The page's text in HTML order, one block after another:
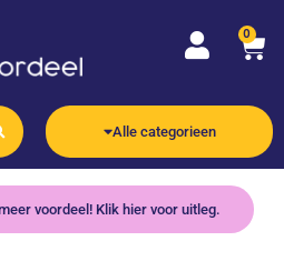
0
Alle categorieen
voordeel! Klik hier voor uitleg.